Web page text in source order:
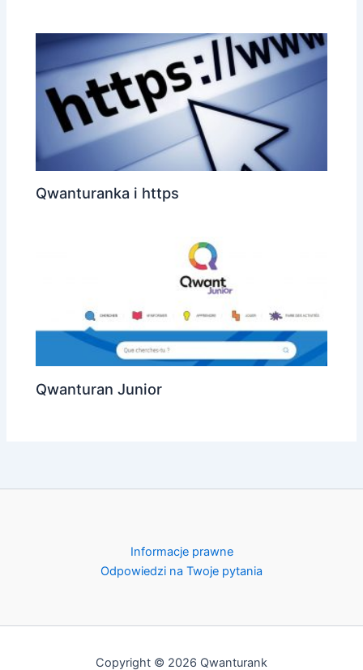
Qwanturanka i https
Qwanturan Junior
Informacje prawne
Odpowiedzi na Twoje pytania
Copyright © 2026 Qwanturank